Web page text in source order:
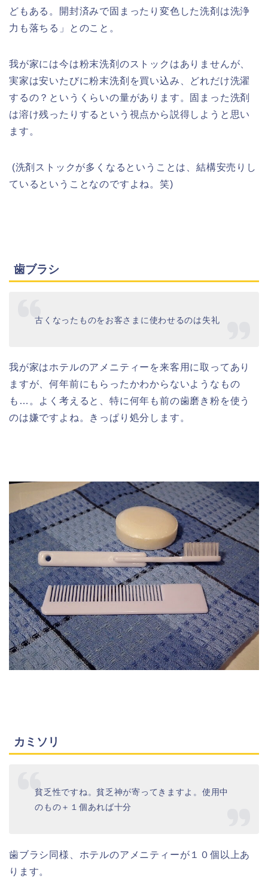
どもある。開封済みで固まったり変色した洗剤は洗浄
力も落ちる」とのこと。
我が家には今は粉末洗剤のストックはありませんが、
実家は安いたびに粉末洗剤を買い込み、どれだけ洗濯
するの？というくらいの量があります。固まった洗剤
は溶け残ったりするという視点から説得しようと思い
ます。
(洗剤ストックが多くなるということは、結構安売りし
ているということなのですよね。笑)
歯ブラシ
古くなったものをお客さまに使わせるのは失礼
我が家はホテルのアメニティーを来客用に取ってあり
ますが、何年前にもらったかわからないようなもの
も…。よく考えると、特に何年も前の歯磨き粉を使う
のは嫌ですよね。きっぱり処分します。
カミソリ
貧乏性ですね。貧乏神が寄ってきますよ。使用中
のもの＋１個あれば十分
歯ブラシ同様、ホテルのアメニティーが１０個以上あ
ります。